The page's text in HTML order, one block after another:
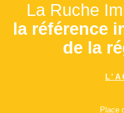
La Ruche
la référence
de la
Place